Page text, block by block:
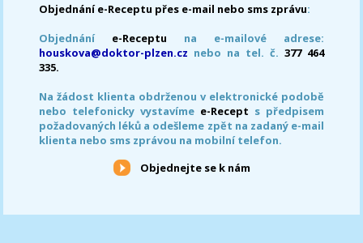
Objednání e-Receptu přes e-mail nebo sms zprávu:
Objednání e-Receptu na e-mailové adrese:
houskova@doktor-plzen.cz nebo na tel. č. 377 464
335.
Na žádost klienta obdrženou v elektronické podobě
nebo telefonicky vystavíme e-Recept s předpisem
požadovaných léků a odešleme zpět na zadaný e-mail
klienta nebo sms zprávou na mobilní telefon.
Objednejte se k nám